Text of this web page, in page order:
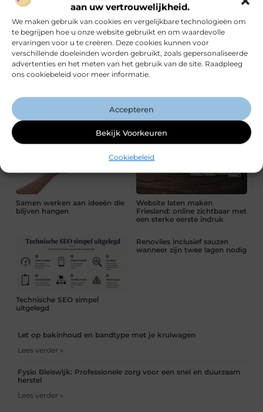
aan uw vertrouwelijkheid.
We maken gebruik van cookies en vergelijkbare technologieën om
te begrijpen hoe u onze website gebruikt en om waardevolle
ervaringen voor u te creëren. Deze cookies kunnen voor
verschillende doeleinden worden gebruikt, zoals gepersonaliseerde
advertenties en het meten van het gebruik van de site. Raadpleeg
ons cookiebeleid voor meer informatie.
Accepteren
Bekijk Voorkeuren
Cookiebeleid
Hoe gezond is je bedrijf
gaten te houden
10 manieren om interne
organiseren
professionele hulp bij klachten
en herstel
Samen werken aan ideeën die
blijven hangen
Website laten maken
Friesland: online zichtbaar met
een sterke eerste indruk
Technische SEO simpel
uitgelegd
Renovlies inclusief sauzen
wanneer zijn twee lagen nodig
Let op bakinhoud en bandtype met je kruiwagen
Lees verder »
Fysio Bleiswijk: Professionele zorg voor een snel en duurzaam
herstel
Lees verder »